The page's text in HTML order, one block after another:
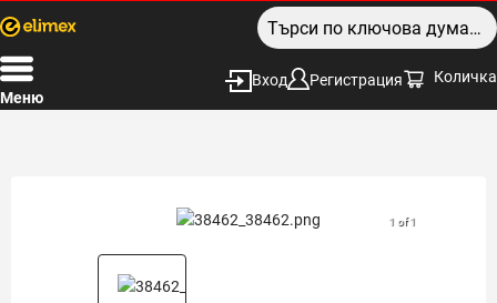
Меню
Вход Регистрация Количка
1 of 1